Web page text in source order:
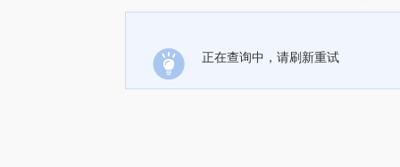
正在查询中，请刷新重试